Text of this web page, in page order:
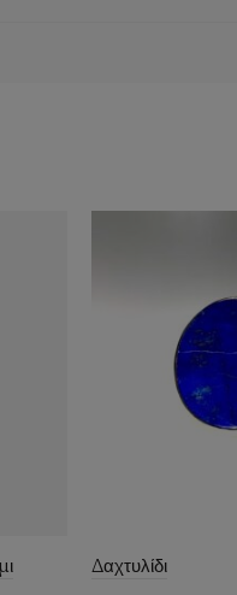
Δαχτυλίδι